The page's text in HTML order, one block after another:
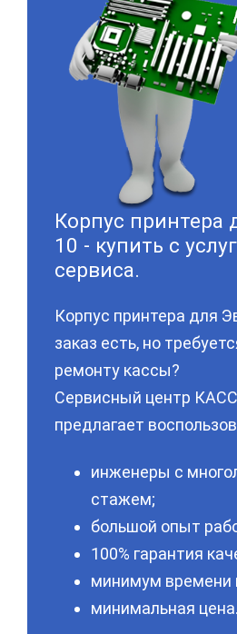
Корпус принтера
10 - купить с
сервиса.
Корпус принтера для
заказ есть, но
ремонту кассы?
Сервисный центр
предлагает
инженеры с
стажем;
большой опыт
100% гарантия
минимум времени
минимальная цена.